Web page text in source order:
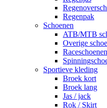
Regenpak
Schoenen
ATB/MTB
Overige
Raceschoenen
Sportieve kleding
Broek kort
Broek lang
Jas / jack
Rok / Skirt